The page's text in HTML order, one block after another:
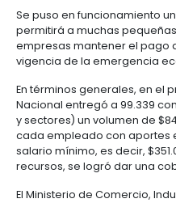
de
servicios
-
BPO
Software
&
TI
Moda
y
textiles
7.
Impuestos,
aduanas
y
comercio
exterior
mantengan su
durante la
otorga un subsidio a la
con corte al 11 de
4.978 operaciones de
En términos de alivio
firmas (mipymes), que
nacional y aportan
expresa que en el